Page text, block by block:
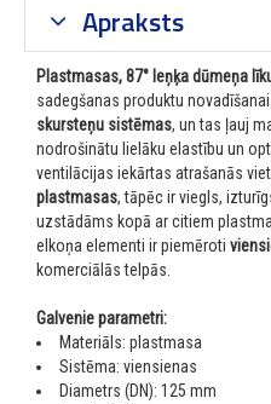
Apraksts
Plastmasas, 87° leņķa dūmeņa
sadegšanas produktu
skursteņu sistēmas, un tas ļauj
nodrošinātu lielāku elastību un
ventilācijas iekārtas atrašanās
plastmasas, tāpēc ir viegls,
uzstādāms kopā ar citiem
elkoņa elementi ir piemēroti
komerciālās telpās.
Galvenie parametri:
Materiāls: plastmasa
Sistēma: viensienas
Diametrs (DN): 125 mm